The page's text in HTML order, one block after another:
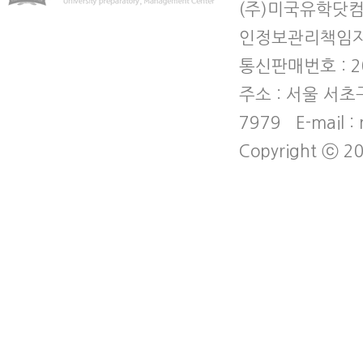
(주)미국유학
인정보관리책임
통신판매번호 :
주소 : 서울 서
7979 E-mail :
Copyright ⓒ